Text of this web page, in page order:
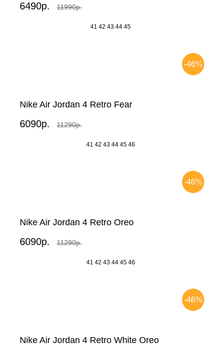
6490р. 11990р.
41 42 43 44 45
-46%
Nike Air Jordan 4 Retro Fear
6090р. 11290р.
41 42 43 44 45 46
-46%
Nike Air Jordan 4 Retro Oreo
6090р. 11290р.
41 42 43 44 45 46
-46%
Nike Air Jordan 4 Retro White Oreo